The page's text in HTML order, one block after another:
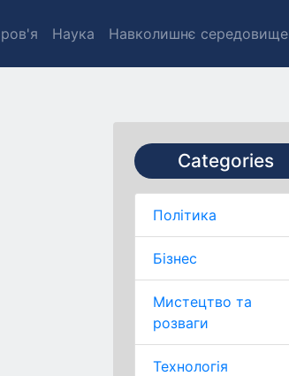
Наука Навколишнє середовище
Categories
Політика
Бізнес
Мистецтво та
розваги
Технологія